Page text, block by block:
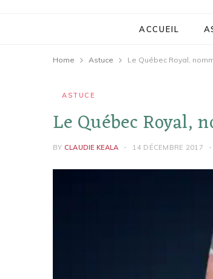
ACCUEIL
Home Astuce Le Québec Royal,
ASTUCE
Le Québec Royal,
BY CLAUDIE KEALA 14 DÉCEMBRE 2017